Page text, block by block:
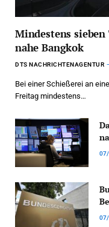
Mindestens sieben
nahe Bangkok
DTS NACHRICHTENAGENTUR
Bei einer Schießerei an
Freitag mindestens…